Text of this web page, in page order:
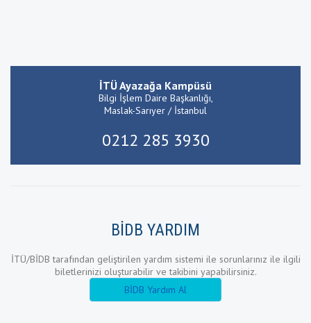
İTÜ Ayazağa Kampüsü
Bilgi İşlem Daire Başkanlığı,
Maslak-Sarıyer / İstanbul
0212 285 3930
BİDB YARDIM
İTÜ/BİDB tarafından geliştirilen yardım sistemi ile sorunlarınız ile ilgili
biletlerinizi oluşturabilir ve takibini yapabilirsiniz.
BİDB Yardım Al